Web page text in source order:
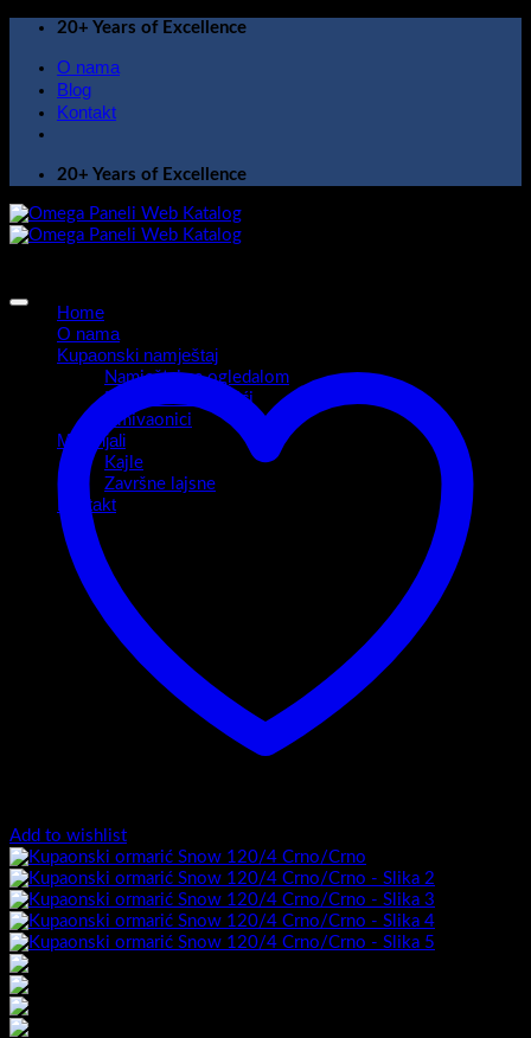
Skip
content
20+ Years of Excellence
O nama
Blog
Kontakt
20+ Years of Excellence
Home
O nama
Kupaonski namještaj
Namještaj sa ogledalom
Kupaonski ormarići
Umivaonici
Materijali
Kajle
Završne lajsne
Kontakt
Add to wishlist